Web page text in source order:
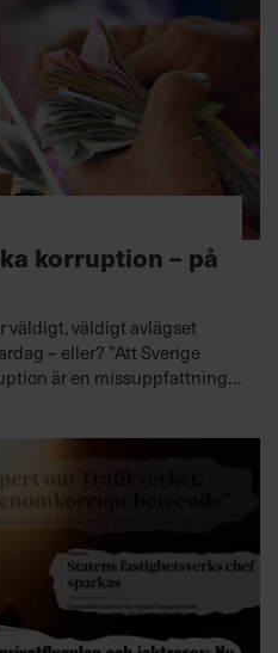
korruption – på
väldigt, väldigt avlägset
– eller? ”Att Sverige
är en missuppfattning”,